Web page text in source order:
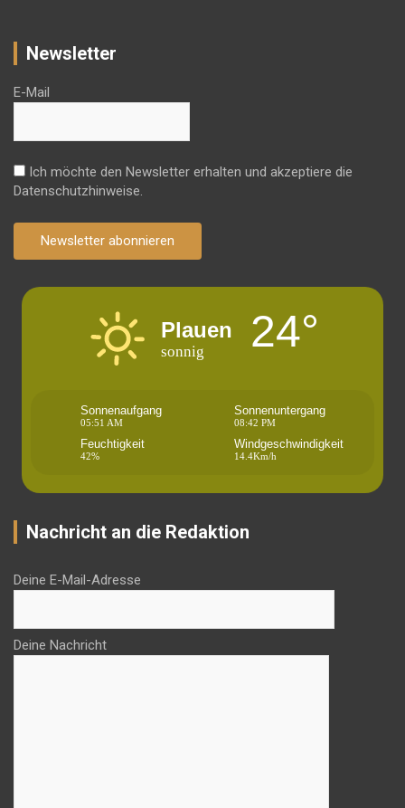
Newsletter
E-Mail
Ich möchte den Newsletter erhalten und akzeptiere die
Datenschutzhinweise.
Newsletter abonnieren
Plauen
sonnig 24°
Sonnenaufgang
05:51 AM
Sonnenuntergang
08:42 PM
Feuchtigkeit
42%
Windgeschwindigkeit
14.4Km/h
Nachricht an die Redaktion
Deine E-Mail-Adresse
Deine Nachricht